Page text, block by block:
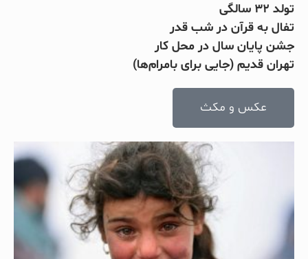
تولد ۳۲ سالگی
تفال به قرآن در شب قدر
جشن پایان سال در محل کار
تهران قدیم (جایی برای بامرام‌ها)
عکس و مکث